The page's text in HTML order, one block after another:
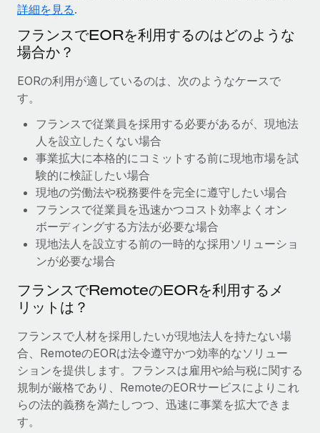
法人設立
法令順守した法人をスピーディに設立
移住・転勤
従業員の異動をスムーズに
福利厚生
従業員の福利厚生を簡単に管理
契約社員管理
税務
ブログ
Remoteの製品アップデート：GustoとXeroの統合お
よびContractor Management Plus（契約社員管理
プラス）
Remoteの使命は、世界のどこにいても、あらゆる規模の企業が
業務に最適な人材を採用し、管理し、給与を支給できるようにす
ることです。この数週間で、新しい統合、機能、改良点をリリー
スしました。...
詳細を見る
給与詐欺：種類、事例、ビジネスを守る方法
給与, 賃金は詐欺の特に魅力的な標的です。多額の資金がシステ
ム間で頻繁に移動しているためです。このため、自社のビジネス
を保護することは極めて重要です。...
詳細を見る.
フランスでEORを利用するのはどのような
場合か？
EORの利用が適しているのは、次のようなケースで
す。
フランスで従業員を採用する必要があるが、現地法
人を設立したくない場合
事業拡大に本格的にコミットする前に現地市場を試
験的に検証したい場合
現地の労働法や税務要件を完全に遵守したい場合
フランスで従業員を迅速かつコスト効率よくオン
ボーディングする方法が必要な場合
現地法人を設立する前の一時的な採用ソリューショ
ンが必要な場合
フランスでRemoteのEORを利用するメ
リットは？
フランスで人材を採用したいが現地法人を持たない場
合、RemoteのEORは法令遵守かつ効率的なソリュー
ションを提供します。フランスは雇用や給与税に関する
規制が厳格であり、RemoteのEORサービスによりこれ
らの法的義務を満たしつつ、迅速に事業を拡大できま
す。